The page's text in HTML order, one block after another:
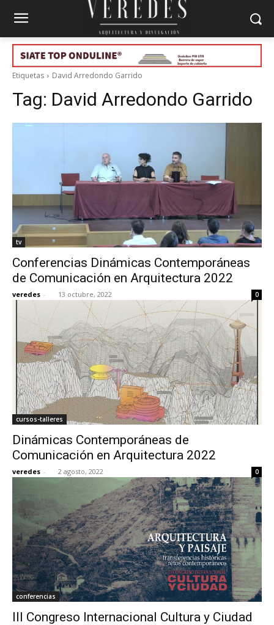
Etiquetas David Arredondo Garrido
Tag: David Arredondo Garrido
tv
Conferencias Dinámicas Contemporáneas
de Comunicación en Arquitectura 2022
veredes - 13 octubre, 2022 0
cursos-talleres
Dinámicas Contemporáneas de
Comunicación en Arquitectura 2022
veredes - 2 agosto, 2022 0
conferencias
III Congreso Internacional Cultura y Ciudad